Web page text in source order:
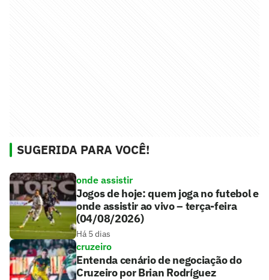
SUGERIDA PARA VOCÊ!
onde assistir
Jogos de hoje: quem joga no futebol e
onde assistir ao vivo – terça-feira
(04/08/2026)
Há 5 dias
cruzeiro
Entenda cenário de negociação do
Cruzeiro por Brian Rodríguez